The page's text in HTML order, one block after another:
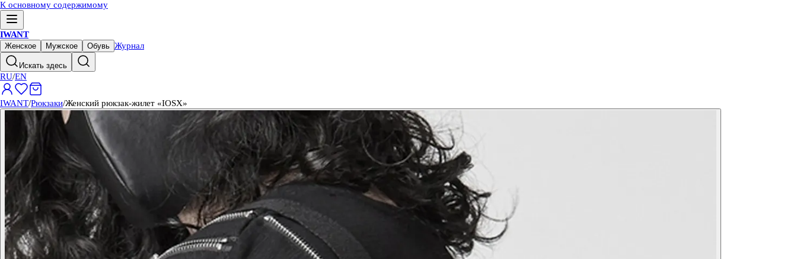
К основному содержимому
IWANT
Женское Мужское Обувь Журнал
Искать здесь
RU/EN
IWANT/Рюкзаки/Женский рюкзак-жилет «IOSX»